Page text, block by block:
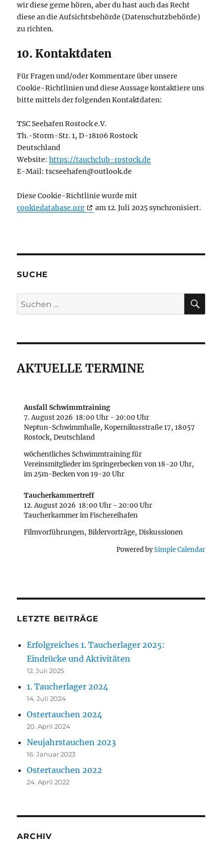
wir diese gerne hören, aber du hast auch das Recht
diese an die Aufsichtsbehörde (Datenschutzbehörde)
zu richten.
10. Kontaktdaten
Für Fragen und/oder Kommentare über unsere
Cookie-Richtlinien und diese Aussage kontaktiere uns
bitte mittels der folgenden Kontaktdaten:
TSC Seehafen Rostock e.V.
Th.-Storm-Str. 1, D-18106 Rostock
Deutschland
Website:https://tauchclub-rostock.de
E-Mail:tscseehafen@outlook.de
Diese Cookie-Richtlinie wurde mit
cookiedatabase.org
am 12. Juli 2025 synchronisiert.
SUCHE
Suche
nach:
AKTUELLE TERMINE
Ausfall Schwimmtraining
7. August 2026 18:00 Uhr -20:00 Uhr
Neptun-Schwimmhalle, Kopernikusstraße 17, 18057
Rostock, Deutschland
wöchentliches Schwimmtraining für
Vereinsmitglieder im Springerbecken von 18-20 Uhr,
im 25m-Becken von 19-20 Uhr
Taucherkammertreff
12. August 2026 18:00 Uhr -20:00 Uhr
Taucherkammer im Fischereihafen
Filmvorführungen, Bildervorträge, Diskussionen
Powered bySimple Calendar
LETZTE BEITRÄGE
Erfolgreiches 1. Taucherlager 2025:
Eindrücke und Aktivitäten
12. Juli 2025
1. Taucherlager 2024
14. Juli 2024
Ostertauchen 2024
20. April 2024
Neujahrstauchen 2023
16. Januar 2023
Ostertauchen 2022
24. April 2022
ARCHIV